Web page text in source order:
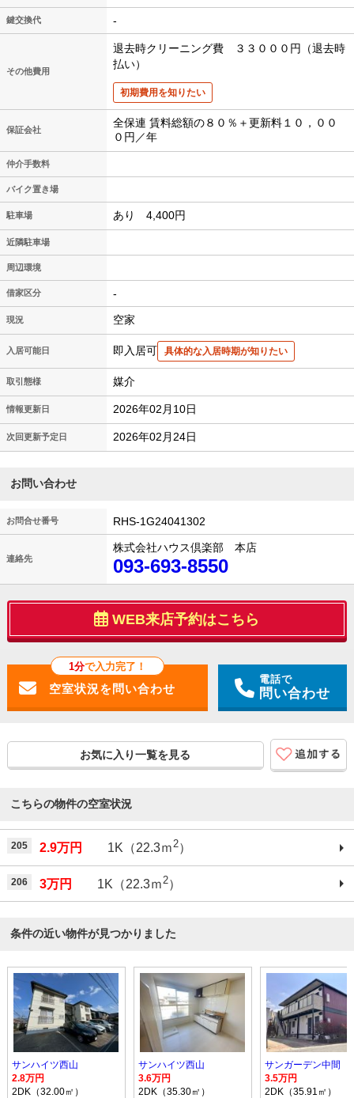
鍵交換代 -
その他費用
退去時クリーニング費 ３３０００円（退去時
払い）
初期費用を知りたい
保証会社
全保連 賃料総額の８０％＋更新料１０，００
０円／年
仲介手数料
バイク置き場
駐車場 あり 4,400円
近隣駐車場
周辺環境
借家区分 -
現況 空家
入居可能日 即入居可 具体的な入居時期が知りたい
取引態様 媒介
情報更新日 2026年02月10日
次回更新予定日 2026年02月24日
お問い合わせ
お問合せ番号 RHS-1G24041302
連絡先
株式会社ハウス倶楽部 本店
093-693-8550
WEB来店予約はこちら
1分で入力完了！
電話で
問い合わせ
お気に入り一覧を見る
こちらの物件の空室状況
205 2.9万円 1K（22.3ｍ2）
206 3万円 1K（22.3ｍ 2）
条件の近い物件が見つかりました
サンハイツ西山
2.8万円
2DK（32.00㎡）
サンハイツ西山
3.6万円
2DK（35.30㎡）
サンガーデン中間
3.5万円
2DK（35.91㎡）